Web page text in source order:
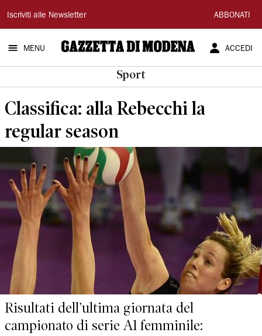
Gazzetta
di
Modena
Iscriviti alle Newsletter ABBONATI
MENU ACCEDI
Sport
Classifica: alla Rebecchi la
regular season
Risultati dell’ultima giornata del
campionato di serie A1 femminile: